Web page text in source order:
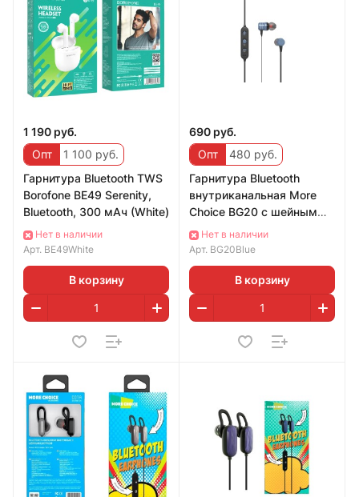
1 190 руб.
Опт
1 100 руб.
Гарнитура Bluetooth TWS
Borofone BE49 Serenity,
Bluetooth, 300 мАч (White)
Нет в наличии
Арт. BE49White
В корзину
690 руб.
Опт
480 руб.
Гарнитура Bluetooth
внутриканальная More
Choice BG20 с шейным
шнурком + сумочка для
наушников (Blue)
Нет в наличии
Арт. BG20Blue
В корзину